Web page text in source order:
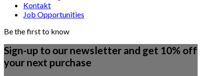
Kontakt
Job Opportunities
Be the first to know
Sign-up to our newsletter and get 10% off
your next purchase